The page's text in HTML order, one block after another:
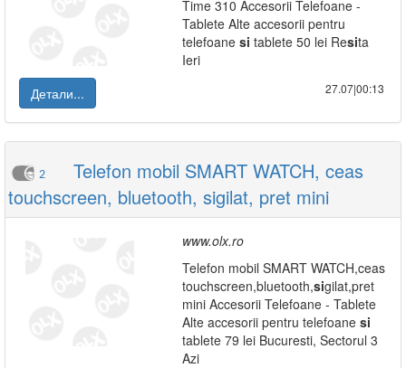
Time 310 Accesorii Telefoane -
Tablete Alte accesorii pentru
telefoane si tablete 50 lei Resita
Ieri
Детали...
27.07|00:13
2
Telefon mobil SMART WATCH, ceas
touchscreen, bluetooth, sigilat, pret mini
www.olx.ro
Telefon mobil SMART WATCH,ceas
touchscreen,bluetooth,sigilat,pret
mini Accesorii Telefoane - Tablete
Alte accesorii pentru telefoane si
tablete 79 lei Bucuresti, Sectorul 3
Azi